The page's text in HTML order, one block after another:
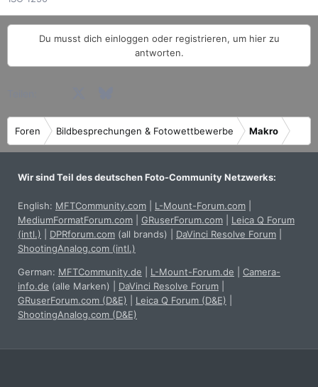
Du musst dich einloggen oder registrieren, um hier zu
antworten.
Foren Bildbesprechungen & Fotowettbewerbe Makro
Wir sind Teil des deutschen Foto-Community Netzwerks:
English: MFTCommunity.com L-Mount-Forum.com
MediumFormatForum.com
GRuserForum.com
Leica Q Forum
(intl.)
DPRforum.com (all brands) DaVinci Resolve Forum
ShootingAnalog.com (intl.)
German: MFTCommunity.de L-Mount-Forum.de
Camera-
info.de (alle Marken) DaVinci Resolve Forum
GRuserForum.com (D&E)
Leica Q Forum (D&E)
ShootingAnalog.com (D&E)